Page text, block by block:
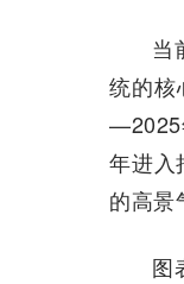
当
统的核
—2025
年进入
的高景
图